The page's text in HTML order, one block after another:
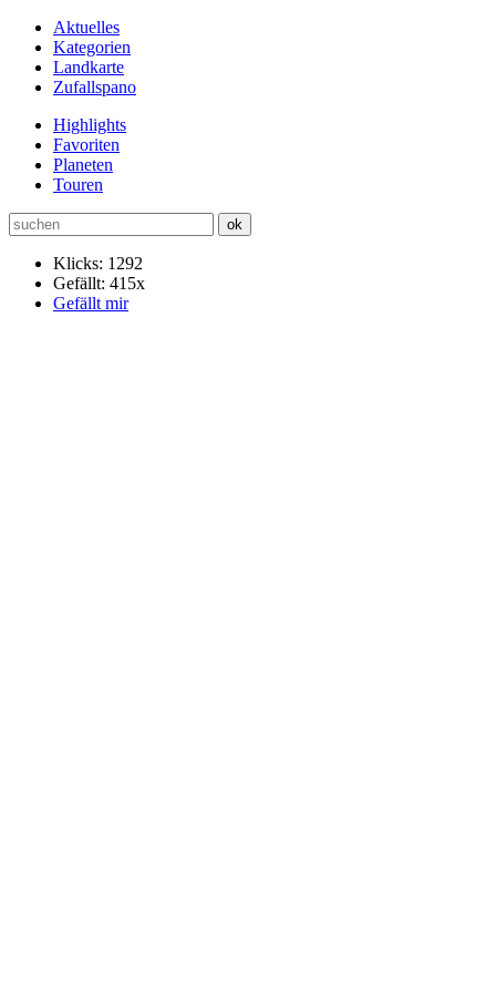
Aktuelles
Kategorien
Landkarte
Zufallspano
Highlights
Favoriten
Planeten
Touren
Klicks: 1292
Gefällt: 415x
Gefällt mir